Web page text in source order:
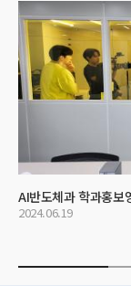
AI반도체과 학과홍보
2024.06.19